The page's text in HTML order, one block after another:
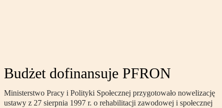
Budżet dofinansuje PFRON
Ministerstwo Pracy i Polityki Społecznej przygotowało nowelizację
ustawy z 27 sierpnia 1997 r. o rehabilitacji zawodowej i społecznej